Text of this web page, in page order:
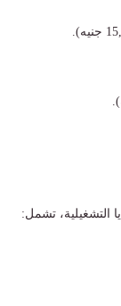
التشغيلية، تشمل: